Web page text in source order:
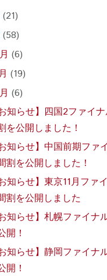
(21)
(58)
(6)
(19)
(6)
お知らせ】四国2ファイ
を公開しました！
お知らせ】中国前期ファ
割を公開しました！
お知らせ】東京11月ファ
割を公開しました
お知らせ】札幌ファイナ
開！
お知らせ】静岡ファイナ
開！